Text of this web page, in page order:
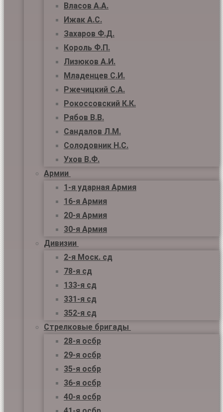
Власов А.А.
Ижак А.С.
Захаров Ф.Д.
Король Ф.П.
Лизюков А.И.
Младенцев С.И.
Ржечицкий С.А.
Рокоссовский К.К.
Рябов В.В.
Сандалов Л.М.
Солодовник Н.С.
Ухов В.Ф.
Армии
1-я ударная Армия
16-я Армия
20-я Армия
30-я Армия
Дивизии
2-я Моск. сд
78-я сд
133-я сд
331-я сд
352-я сд
Стрелковые бригады
28-я осбр
29-я осбр
35-я осбр
36-я осбр
40-я осбр